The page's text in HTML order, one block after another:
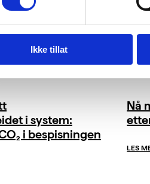
Ikke tillat
i system:
i bespisningen
Nå
LES